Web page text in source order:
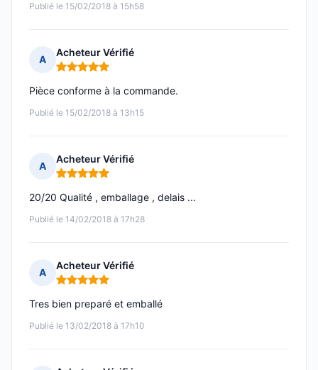
Publié le 15/02/2018 à 15h58
A
Acheteur Vérifié
Note : 5 sur 5
Publié le 15/02/2018 à 13h15
Pièce conforme à la commande.
A
Acheteur Vérifié
Note : 5 sur 5
Publié le 14/02/2018 à 17h28
20/20 Qualité , emballage , delais ...
A
Acheteur Vérifié
Note : 5 sur 5
Publié le 13/02/2018 à 17h10
Tres bien preparé et emballé